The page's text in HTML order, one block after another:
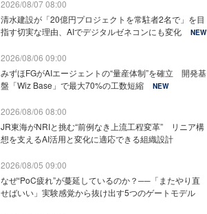
2026/08/07 08:00
清水建設が「20億円プロジェクトを常駐者2名で」を目
指す切実な理由、AIでデジタルゼネコンにも変化
NEW
2026/08/06 09:00
みずほFGがAIエージェントの“量産体制”を確立 開発基
盤「Wiz Base」で最大70%の工数短縮
NEW
2026/08/06 08:00
JR東海がNRIと挑む“前例なき上流工程変革” リニア構
想を支えるAI活用と変化に適応できる組織設計
2026/08/05 09:00
なぜ“PoC疲れ”が蔓延しているのか？──「またやり直
せばいい」実験感覚から抜け出す5つのゲートモデル